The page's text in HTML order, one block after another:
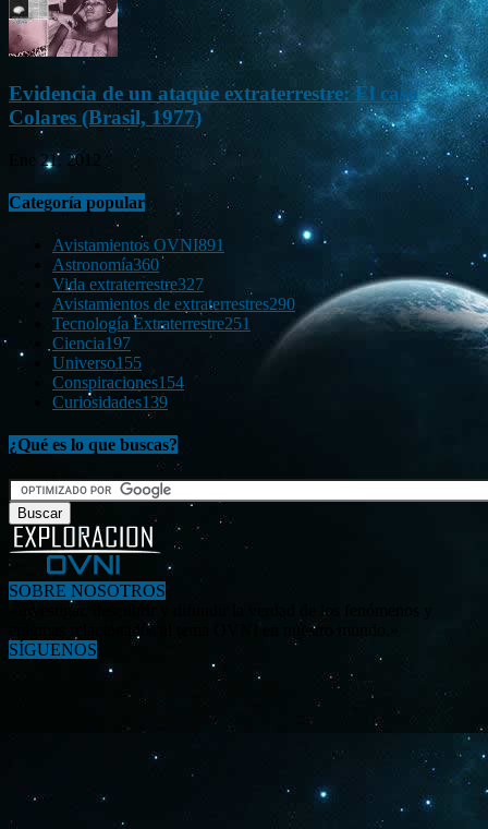
Evidencia de un ataque extraterrestre: El caso
Colares (Brasil, 1977)
Ene 21, 2012
Categoría popular
Avistamientos OVNI891
Astronomía360
Vida extraterrestre327
Avistamientos de extraterrestres290
Tecnología Extraterrestre251
Ciencia197
Universo155
Conspiraciones154
Curiosidades139
¿Qué es lo que buscas?
SOBRE NOSOTROS
«Investigar, descubrir y difundir la verdad de los fenómenos y
enigmas relacionados al tema OVNI en nuestro mundo.»
SÍGUENOS